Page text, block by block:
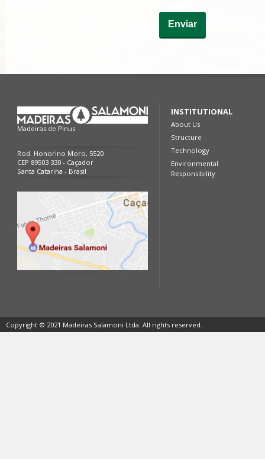
Madeiras de Pinus
Rod. Honorino Moro, 5520
CEP 89503 330 - Caçador
Santa Catarina - Brasil
INSTITUTIONAL
About Us
Structure
Technology
Environmental
Responsibility
Copyright © 2021 Madeiras Salamoni Ltda. All rights reserved.